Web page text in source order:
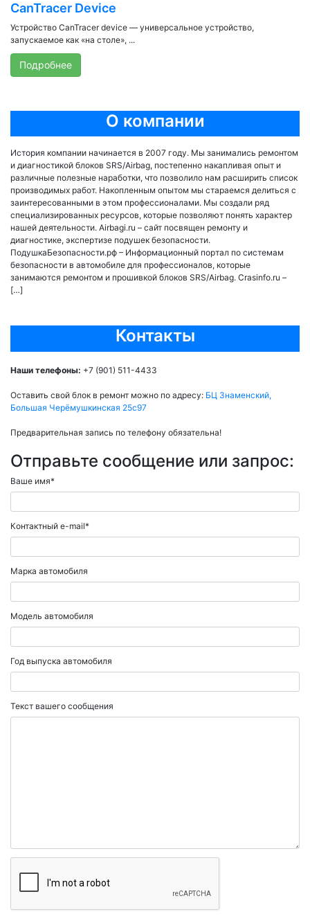
CanTracer Device
Устройство CanTracer device — универсальное устройство,
запускаемое как «на столе», ...
Подробнее
О компании
История компании начинается в 2007 году. Мы занимались ремонтом
и диагностикой блоков SRS/Airbag, постепенно накапливая опыт и
различные полезные наработки, что позволило нам расширить список
производимых работ. Накопленным опытом мы стараемся делиться с
заинтересованными в этом профессионалами. Мы создали ряд
специализированных ресурсов, которые позволяют понять характер
нашей деятельности. Airbagi.ru – сайт посвящен ремонту и
диагностике, экспертизе подушек безопасности.
ПодушкаБезопасности.рф – Информационный портал по системам
безопасности в автомобиле для профессионалов, которые
занимаются ремонтом и прошивкой блоков SRS/Airbag. Сrasinfo.ru –
[…]
Контакты
Наши телефоны: +7 (901) 511-4433
Оставить свой блок в ремонт можно по адресу: БЦ Знаменский,
Большая Черёмушкинская 25с97
Предварительная запись по телефону обязательна!
Отправьте сообщение или запрос:
Ваше имя*
Контактный e-mail*
Марка автомобиля
Модель автомобиля
Год выпуска автомобиля
Текст вашего сообщения